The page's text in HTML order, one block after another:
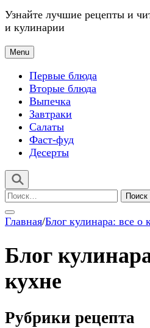
Узнайте лучшие рецепты и
и кулинарии
Menu
Первые блюда
Вторые блюда
Выпечка
Завтраки
Салаты
Фаст-фуд
Десерты
Найти:
Главная/Блог кулинара: все о
Блог
кухне
Рубрики рецепта